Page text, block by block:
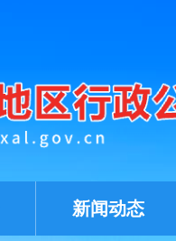
新闻动态